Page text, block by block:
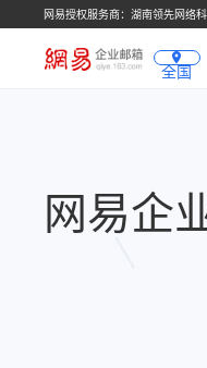
网易授权服务商：湖南领先网络
全国
网易企